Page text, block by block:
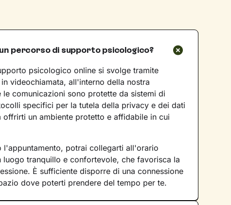
percorso di supporto psicologico?
psicologico online si svolge tramite
videochiamata, all'interno della nostra
le comunicazioni sono protette da sistemi di
specifici per la tutela della privacy e dei dati
offrirti un ambiente protetto e affidabile in cui
l'appuntamento, potrai collegarti all'orario
luogo tranquillo e confortevole, che favorisca la
È sufficiente disporre di una connessione
dove poterti prendere del tempo per te.